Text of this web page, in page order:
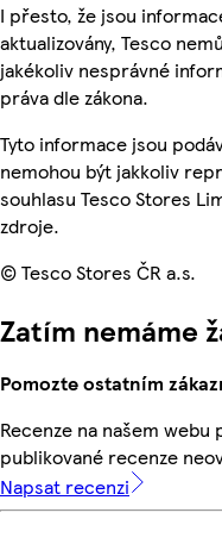
I přesto, že jsou
aktualizovány, Tesco
jakékoliv nesprávné
práva dle zákona.
Tyto informace jsou
nemohou být jakkoliv
souhlasu Tesco Stores
zdroje.
© Tesco Stores ČR a.s.
Zatím nemáme
Pomozte ostatním
Recenze na našem webu
publikované recenze
Napsat recenzi